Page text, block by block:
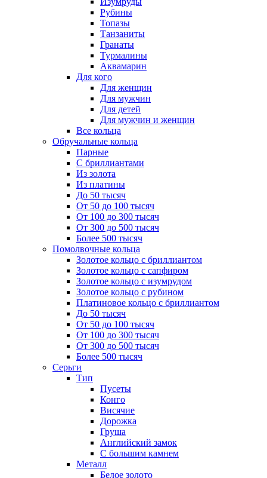
Рубины
Топазы
Танзаниты
Гранаты
Турмалины
Аквамарин
Для кого
Для женщин
Для мужчин
Для детей
Для мужчин и женщин
Все кольца
Обручальные кольца
Парные
С бриллиантами
Из золота
Из платины
До 50 тысяч
От 50 до 100 тысяч
От 100 до 300 тысяч
От 300 до 500 тысяч
Более 500 тысяч
Помолвочные кольца
Золотое кольцо с бриллиантом
Золотое кольцо с сапфиром
Золотое кольцо с изумрудом
Золотое кольцо с рубином
Платиновое кольцо с бриллиантом
До 50 тысяч
От 50 до 100 тысяч
От 100 до 300 тысяч
От 300 до 500 тысяч
Более 500 тысяч
Серьги
Тип
Пусеты
Конго
Висячие
Дорожка
Груша
Английский замок
С большим камнем
Металл
Белое золото